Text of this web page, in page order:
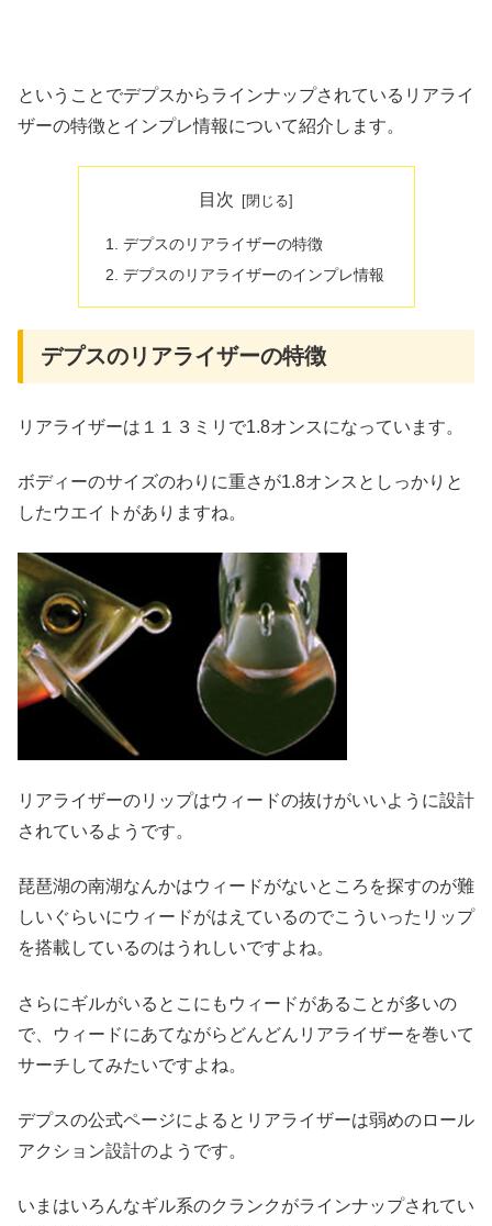
ということでデプスからラインナップされているリアライ
ザーの特徴とインプレ情報について紹介します。
目次
デプスのリアライザーの特徴
デプスのリアライザーのインプレ情報
デプスのリアライザーの特徴
リアライザーは１１３ミリで1.8オンスになっています。
ボディーのサイズのわりに重さが1.8オンスとしっかりと
したウエイトがありますね。
リアライザーのリップはウィードの抜けがいいように設計
されているようです。
琵琶湖の南湖なんかはウィードがないところを探すのが難
しいぐらいにウィードがはえているのでこういったリップ
を搭載しているのはうれしいですよね。
さらにギルがいるとこにもウィードがあることが多いの
で、ウィードにあてながらどんどんリアライザーを巻いて
サーチしてみたいですよね。
デプスの公式ページによるとリアライザーは弱めのロール
アクション設計のようです。
いまはいろんなギル系のクランクがラインナップされてい